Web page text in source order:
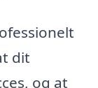
dit
og at